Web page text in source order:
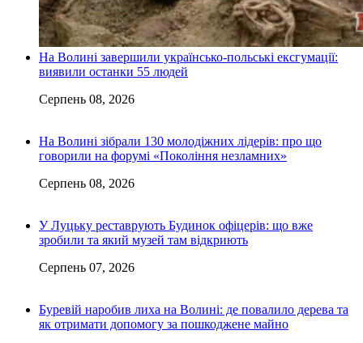
На Волині завершили українсько-польські ексгумації:
виявили останки 55 людей
Серпень 08, 2026
На Волині зібрали 130 молодіжних лідерів: про що
говорили на форумі «Покоління незламних»
Серпень 08, 2026
У Луцьку реставрують Будинок офіцерів: що вже
зробили та який музей там відкриють
Серпень 07, 2026
Буревій наробив лиха на Волині: де повалило дерева та
як отримати допомогу за пошкоджене майно